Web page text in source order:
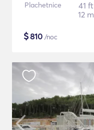
Plachetnice
41 ft
12 m
$810 /noc